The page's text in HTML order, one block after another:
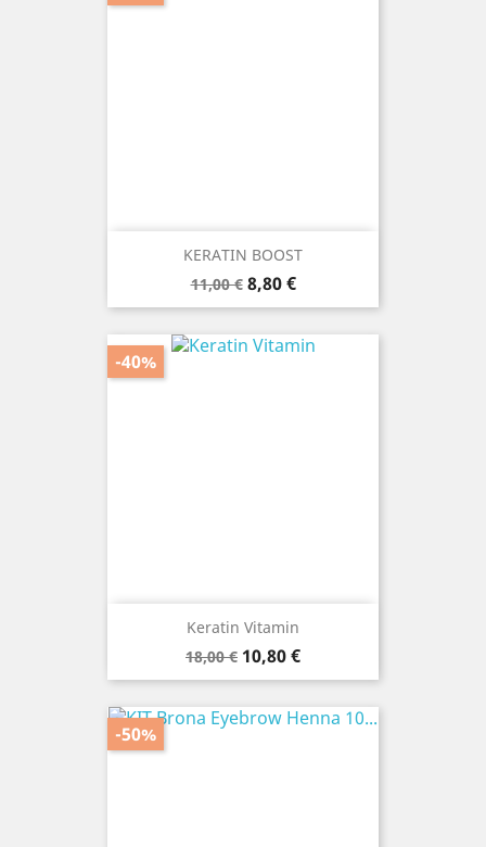
KERATIN BOOST
Prezzo
base
11,00 € Prezzo
8,80 €
Keratin Vitamin
Prezzo
base
18,00 € Prezzo
10,80 €
-40%
-50%